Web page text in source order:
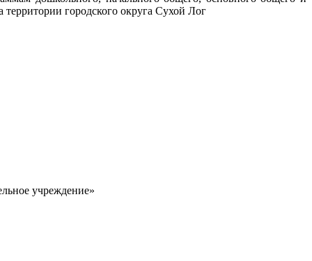
городского округа Сухой Лог
учреждение»